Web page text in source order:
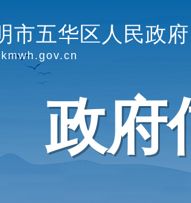
市五华区人民政府
政府